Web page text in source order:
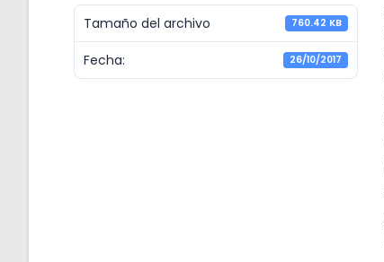
Tamaño del archivo 760.42 KB
Fecha: 26/10/2017